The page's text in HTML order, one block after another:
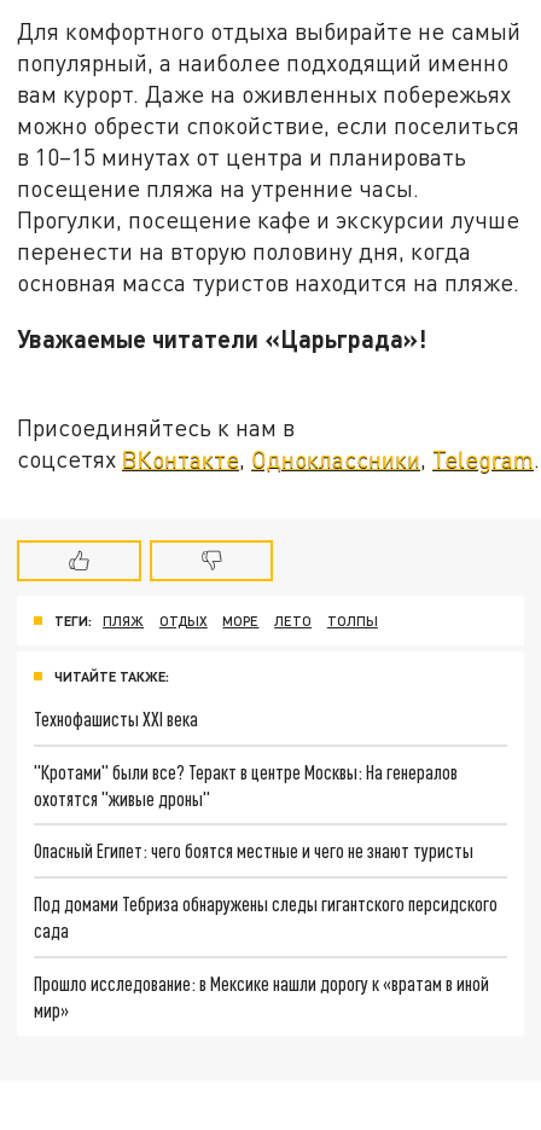
Для комфортного отдыха выбирайте не самый
популярный, а наиболее подходящий именно
вам курорт. Даже на оживленных побережьях
можно обрести спокойствие, если поселиться
в 10–15 минутах от центра и планировать
посещение пляжа на утренние часы.
Прогулки, посещение кафе и экскурсии лучше
перенести на вторую половину дня, когда
основная масса туристов находится на пляже.
Уважаемые читатели «Царьграда»!
Присоединяйтесь к нам в
соцсетях ВКонтакте Одноклассники Telegram
ТЕГИ: ПЛЯЖ ОТДЫХ МОРЕ ЛЕТО ТОЛПЫ
ЧИТАЙТЕ ТАКЖЕ:
Технофашисты XXI века
"Кротами" были все? Теракт в центре Москвы: На генералов
охотятся "живые дроны"
Опасный Египет: чего боятся местные и чего не знают туристы
Под домами Тебриза обнаружены следы гигантского персидского
сада
Прошло исследование: в Мексике нашли дорогу к «вратам в иной
мир»